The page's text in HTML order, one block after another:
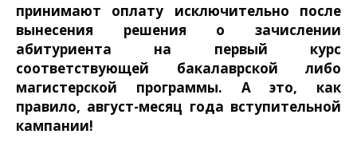
принимают оплату исключительно после
вынесения решения о зачислении
абитуриента на первый курс
соответствующей бакалаврской либо
магистерской программы. А это, как
правило, август-месяц года вступительной
кампании!